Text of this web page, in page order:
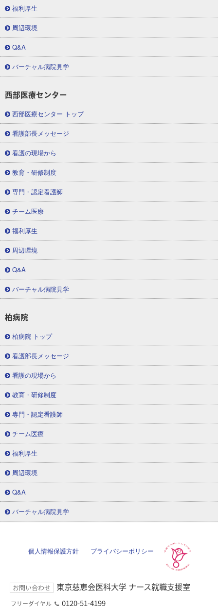
福利厚生
周辺環境
Q&A
バーチャル病院見学
西部医療センター
西部医療センター トップ
看護部長メッセージ
看護の現場から
教育・研修制度
専門・認定看護師
チーム医療
福利厚生
周辺環境
Q&A
バーチャル病院見学
柏病院
柏病院 トップ
看護部長メッセージ
看護の現場から
教育・研修制度
専門・認定看護師
チーム医療
福利厚生
周辺環境
Q&A
バーチャル病院見学
個人情報保護方針 プライバシーポリシー
お問い合わせ 東京慈恵会医科大学 ナース就職支援室
フリーダイヤル 0120-51-4199